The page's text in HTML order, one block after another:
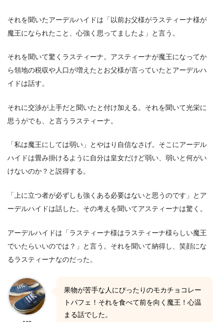
それを聞いたアーデルハイドは「以前お父様がラスティーナ様が
魔王になられたこと、心強く思ってましたよ」と言う。
それを聞いて驚くラスティーナ。アスティーナが魔王になってか
ら領地の税収や人口が増えたとお父様が言っていたとアーデルハ
イドは話す。
それに交渉が上手だと聞いたと付け加える。それを聞いて光栄に
思うがでも、と言うラスティーナ。
「私は魔王にしては弱い」とやはり自信なさげ。そこにアーデル
ハイドは畳み掛けるように自分は皇女だけど弱い、弱いと何がい
けないのか？と説得する。
「上に立つ者が必ずしも強くある必要はないと思うのです」とア
ーデルハイドは話した。その考えを聞いてアスティーナは驚く。
アーデルハイドは「ラスティーナ様はラスティーナ様らしい魔王
でいたらいいのでは？」と言う。それを聞いて納得し、笑顔にな
るラスティーナなのだった。
果物が苦手な人にぴったりのモカチョコレー
トパフェ！それを食べて前を向く魔王！心温
まる話でした。